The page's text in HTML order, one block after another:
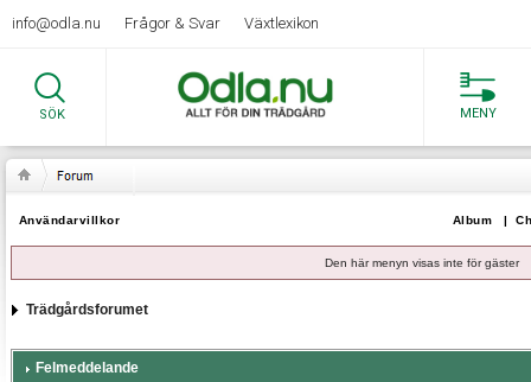
info@odla.nu Frågor & Svar Växtlexikon
SÖK MENY
Användarvillkor Album |
Den här menyn visas inte för gäster
Trädgårdsforumet
Felmeddelande